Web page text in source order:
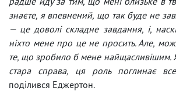
знаєте, я впевнений, що так буде не
— це доволі складне завдання, і,
ніхто мене про це не просить. Але,
те, що зробило б мене найщасливішим.
стара справа, ця роль поглинає
поділився Еджертон.